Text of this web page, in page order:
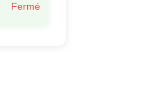
Fermé